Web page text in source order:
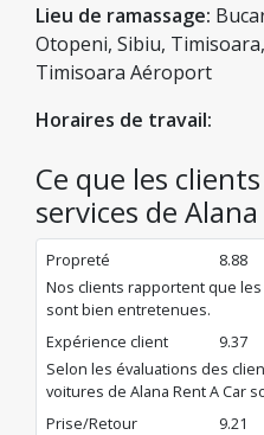
Lieu de ramassage:
Otopeni, Sibiu,
Timisoara Aéroport
Horaires de travail:
Ce que les
services de
Propreté
8.88
Nos clients rapportent que
sont bien entretenues.
Expérience client
9.37
Selon les évaluations des
voitures de Alana Rent A Car
Prise/Retour
9.21